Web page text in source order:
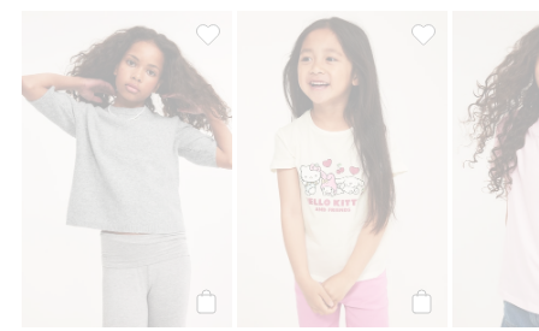
Stickad t-shirt, Lägg till i favoriterKortärmad